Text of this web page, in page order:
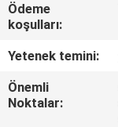
HABERLER
VAKALAR
Ödeme
koşulları:
Yetenek temini:
Önemli
Noktalar: